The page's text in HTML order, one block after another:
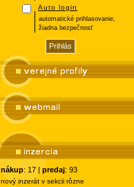
Auto login
automatické prihlasovanie,
žiadna bezpečnosť
nákup: 17 | predaj: 93
nový inzerát v sekcii rôzne